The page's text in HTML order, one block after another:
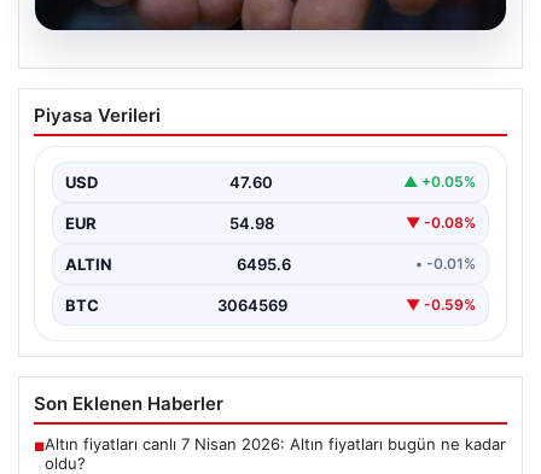
14 Nisan 2026 Altın Fiyatları Güncel
Durum Ve Analizler
çeken altın piyasası, küresel gelişmeler ve jeopolitik…
Piyasa Verileri
USD 47.60 ▲ +0.05%
EUR 54.98 ▼ -0.08%
ALTIN 6495.6 • -0.01%
BTC 3064569 ▼ -0.59%
Son Eklenen Haberler
■Altın fiyatları canlı 7 Nisan 2026: Altın fiyatları bugün ne kadar
oldu?